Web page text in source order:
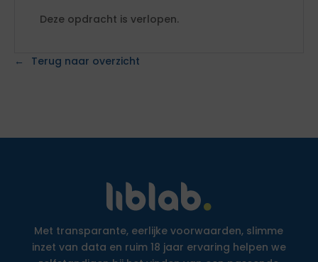
Deze opdracht is verlopen.
Terug naar overzicht
Met transparante, eerlijke voorwaarden, slimme
inzet van data en ruim 18 jaar ervaring helpen we